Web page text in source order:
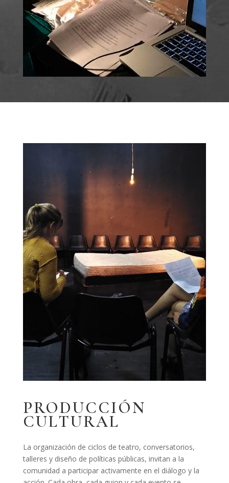
PRODUCCIÓN
CULTURAL
La organización de ciclos de teatro, conversatorios,
talleres y diseño de políticas públicas, invitan a la
comunidad a participar activamente en el diálogo y la